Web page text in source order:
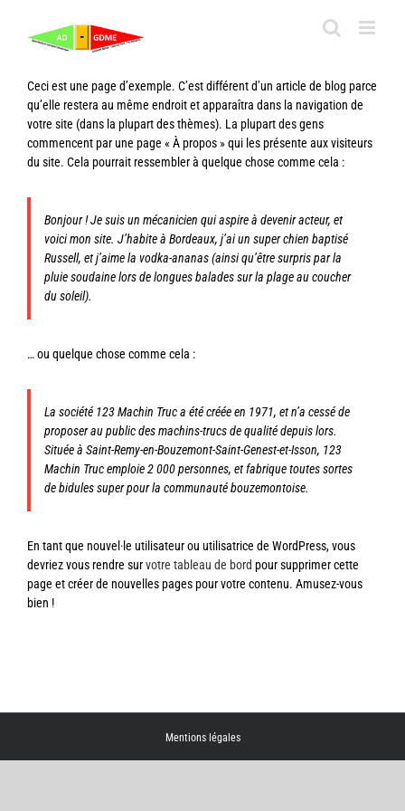
contenu
Ceci est une page d’exemple. C’est différent d’un article de blog parce
qu’elle restera au même endroit et apparaîtra dans la navigation de
votre site (dans la plupart des thèmes). La plupart des gens
commencent par une page « À propos » qui les présente aux visiteurs
du site. Cela pourrait ressembler à quelque chose comme cela :
Bonjour ! Je suis un mécanicien qui aspire à devenir acteur, et
voici mon site. J’habite à Bordeaux, j’ai un super chien baptisé
Russell, et j’aime la vodka-ananas (ainsi qu’être surpris par la
pluie soudaine lors de longues balades sur la plage au coucher
du soleil).
… ou quelque chose comme cela :
La société 123 Machin Truc a été créée en 1971, et n’a cessé de
proposer au public des machins-trucs de qualité depuis lors.
Située à Saint-Remy-en-Bouzemont-Saint-Genest-et-Isson, 123
Machin Truc emploie 2 000 personnes, et fabrique toutes sortes
de bidules super pour la communauté bouzemontoise.
En tant que nouvel·le utilisateur ou utilisatrice de WordPress, vous
devriez vous rendre survotre tableau de bord pour supprimer cette
page et créer de nouvelles pages pour votre contenu. Amusez-vous
bien !
Mentions légales